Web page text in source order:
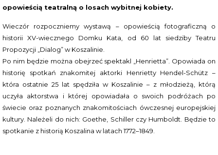
opowieścią teatralną o losach wybitnej kobiety.
Wieczór rozpoczniemy wystawą – opowieścią fotograficzną o
historii XV-wiecznego Domku Kata, od 60 lat siedziby Teatru
Propozycji „Dialog” w Koszalinie.
Po nim będzie można obejrzeć spektakl „Henrietta”. Opowiada on
historię spotkań znakomitej aktorki Henrietty Hendel-Schütz –
która ostatnie 25 lat spędziła w Koszalinie – z młodzieżą, którą
uczyła aktorstwa i której opowiadała o swoich podróżach po
świecie oraz poznanych znakomitościach ówczesnej europejskiej
kultury. Należeli do nich: Goethe, Schiller czy Humboldt. Będzie to
spotkanie z historią Koszalina w latach 1772–1849.